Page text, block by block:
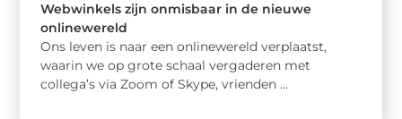
Webwinkels zijn onmisbaar in de nieuwe
onlinewereld
Ons leven is naar een onlinewereld verplaatst,
waarin we op grote schaal vergaderen met
collega’s via Zoom of Skype, vrienden ...